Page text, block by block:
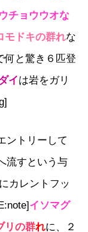
チョウウオな
モドキの群れな
何と驚き６匹登
イは岩をガリ
ントリーして
流すという与
カレントフッ
イソマグ
リの群れに、２